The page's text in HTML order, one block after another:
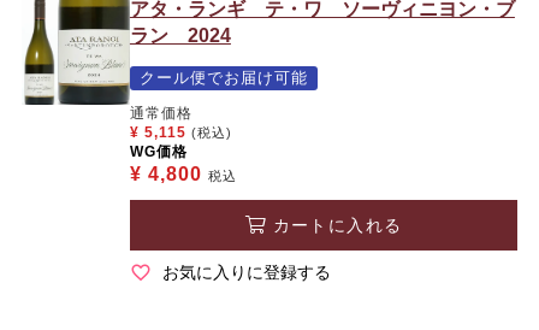
アタ・ランギ テ・ワ ソーヴィニヨン・ブ
ラン 2024
クール便でお届け可能
通常価格
¥ 5,115 (税込)
WG価格
¥ 4,800 税込
カートに入れる
お気に入りに登録する